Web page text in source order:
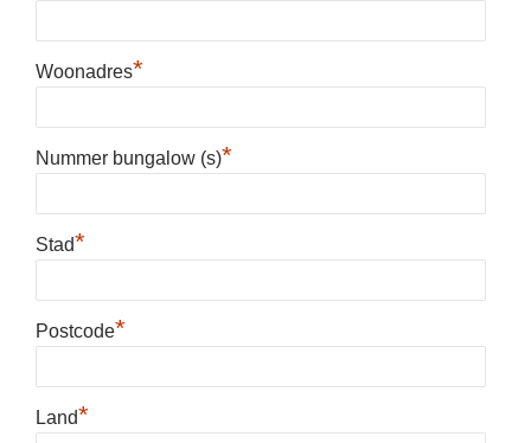
Woonadres*
Nummer bungalow (s)*
Stad*
Postcode*
Land*